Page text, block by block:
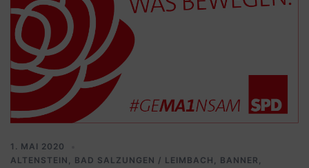
1. MAI 2020
ALTENSTEIN , BAD SALZUNGEN / LEIMBACH , BANNER ,